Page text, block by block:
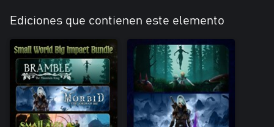
Ediciones que contienen este elemento